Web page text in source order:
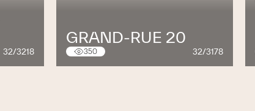
32/3218
GRAND-RUE 20
350 32/3178